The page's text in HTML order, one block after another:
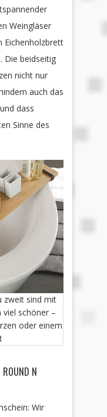
Weingläser
Eichenholzbrett
Die beidseitig
nicht nur
auch das
dass
Sinne des
zweit sind mit
viel schöner –
oder einem
N
Wir